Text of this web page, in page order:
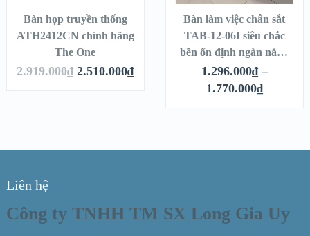
Bàn họp truyền thống
ATH2412CN chính hãng
The One
2.919.000₫ 2.510.000₫
Bàn làm việc chân sắt
TAB-12-06I siêu chắc
bền ổn định ngàn năm-
Chính hãng Xuân Hoà
1.296.000₫ –
1.770.000₫
Liên hệ
Công ty TNHH TM SX Long Gia Uy